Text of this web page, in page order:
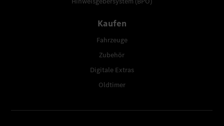
Kaufen
Fahrzeuge
Zubehör
Digitale Extras
Oldtimer